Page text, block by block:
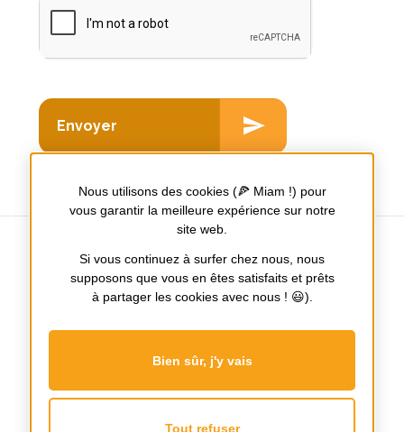
Tours / Nantes / Poitiers
page
Facebook
page
Instagram
Nous utilisons des cookies (🍕 Miam !) pour
vous garantir la meilleure expérience sur notre
site web.
Si vous continuez à surfer chez nous, nous
supposons que vous en êtes satisfaits et prêts
à partager les cookies avec nous ! 😃).
Bien sûr, j'y vais
Tout refuser